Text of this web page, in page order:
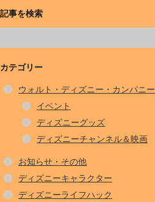
記事を検索
カテゴリー
ウォルト・ディズニー・カンパニー
イベント
ディズニーグッズ
ディズニーチャンネル＆映画
お知らせ・その他
ディズニーキャラクター
ディズニーライフハック